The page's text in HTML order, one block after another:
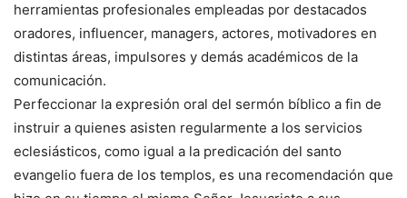
herramientas profesionales empleadas por destacados
oradores, influencer, managers, actores, motivadores en
distintas áreas, impulsores y demás académicos de la
comunicación.
Perfeccionar la expresión oral del sermón bíblico a fin de
instruir a quienes asisten regularmente a los servicios
eclesiásticos, como igual a la predicación del santo
evangelio fuera de los templos, es una recomendación que